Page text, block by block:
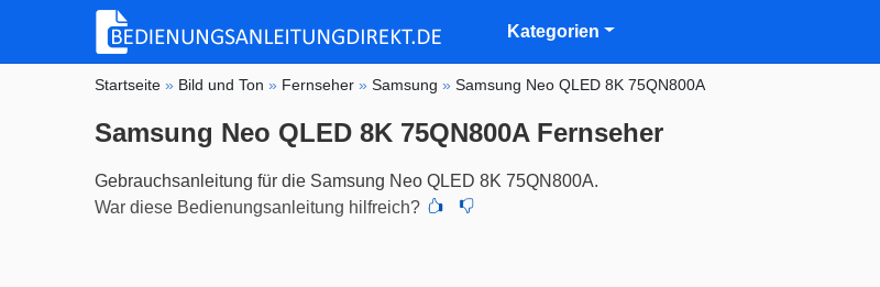
Kategorien
Startseite » Bild und Ton » Fernseher »Samsung »Samsung Neo QLED 8K 75QN800A
Samsung Neo QLED 8K 75QN800A Fernseher
Gebrauchsanleitung für die Samsung Neo QLED 8K 75QN800A.
War diese Bedienungsanleitung hilfreich?